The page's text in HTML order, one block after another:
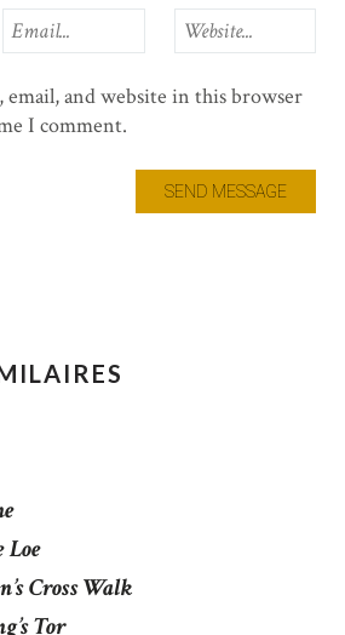
email, and website in this browser
I comment.
Loe
Cross Walk
Tor